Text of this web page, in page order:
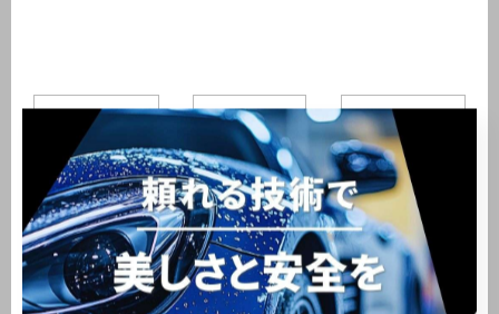
< 前のページ 一覧に戻る 次のページ >
関連タグ